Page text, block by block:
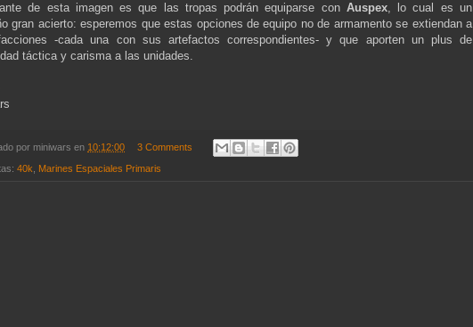
de esta imagen es que las tropas podrán equiparse con Auspex, lo cual es un
gran acierto: esperemos que estas opciones de equipo no de armamento se extiendan a
-cada una con sus artefactos correspondientes- y que aporten un plus de
táctica y carisma a las unidades.
por miniwars en 10:12:00 3 Comments
40k, Marines Espaciales Primaris